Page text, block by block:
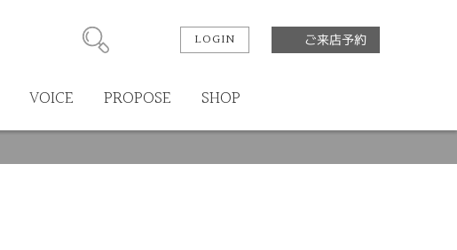
LOGIN ご来店予約
VOICE PROPOSE SHOP